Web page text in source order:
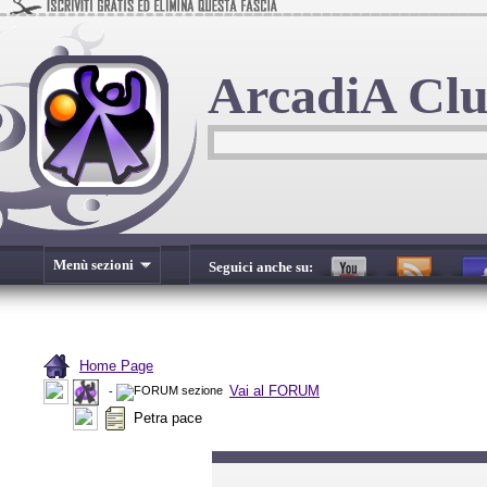
ArcadiA
Menù sezioni Seguici anche su:
Home Page
-
Vai al FORUM
Petra pace